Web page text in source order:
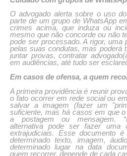
O advogado alerta sobre o uso
parte de um grupo de WhatsApp
crimes acima, que induza ou
mesmo que não concorde ou não
pode ser processado. A rigor, uma
pelas suas condutas, mas poderá
juntar provas, contratar
em audiências, até tudo ser
Em casos de ofensa, a quem
A primeira providência é reunir
o fato ocorrer em rede social ou
salvar a imagem (fazer um
suficiente, mas há casos em que
a postagem ou mensagem.
alternativa pode ser fazer uma
extrajudiciais. Esse documento
determinado texto, imagem,
determinado lugar na data
quem recorrer, depende de cada